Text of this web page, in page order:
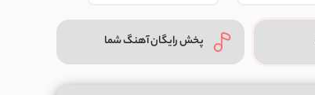
پخش رایگان آهنگ شما